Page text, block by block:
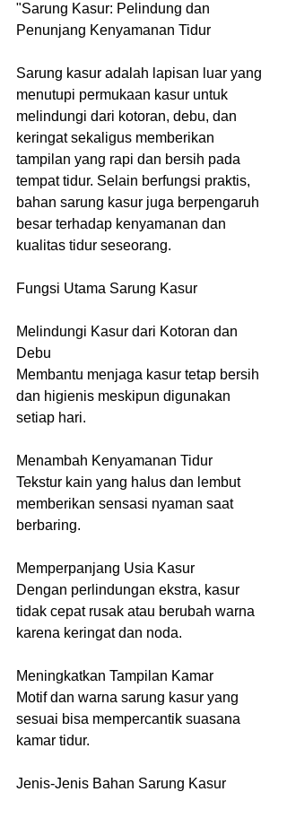
"Sarung Kasur: Pelindung dan
Penunjang Kenyamanan Tidur
Sarung kasur adalah lapisan luar yang
menutupi permukaan kasur untuk
melindungi dari kotoran, debu, dan
keringat sekaligus memberikan
tampilan yang rapi dan bersih pada
tempat tidur. Selain berfungsi praktis,
bahan sarung kasur juga berpengaruh
besar terhadap kenyamanan dan
kualitas tidur seseorang.
Fungsi Utama Sarung Kasur
Melindungi Kasur dari Kotoran dan
Debu
Membantu menjaga kasur tetap bersih
dan higienis meskipun digunakan
setiap hari.
Menambah Kenyamanan Tidur
Tekstur kain yang halus dan lembut
memberikan sensasi nyaman saat
berbaring.
Memperpanjang Usia Kasur
Dengan perlindungan ekstra, kasur
tidak cepat rusak atau berubah warna
karena keringat dan noda.
Meningkatkan Tampilan Kamar
Motif dan warna sarung kasur yang
sesuai bisa mempercantik suasana
kamar tidur.
Jenis-Jenis Bahan Sarung Kasur